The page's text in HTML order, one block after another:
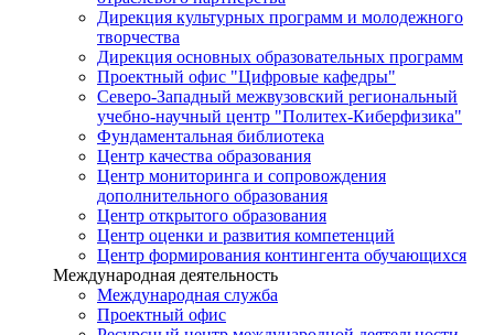
Дирекция культурных программ и молодежного
творчества
Дирекция основных образовательных программ
Проектный офис "Цифровые кафедры"
Северо-Западный межвузовский региональный
учебно-научный центр "Политех-Киберфизика"
Фундаментальная библиотека
Центр качества образования
Центр мониторинга и сопровождения
дополнительного образования
Центр открытого образования
Центр оценки и развития компетенций
Центр формирования контингента обучающихся
Международная деятельность
Международная служба
Проектный офис